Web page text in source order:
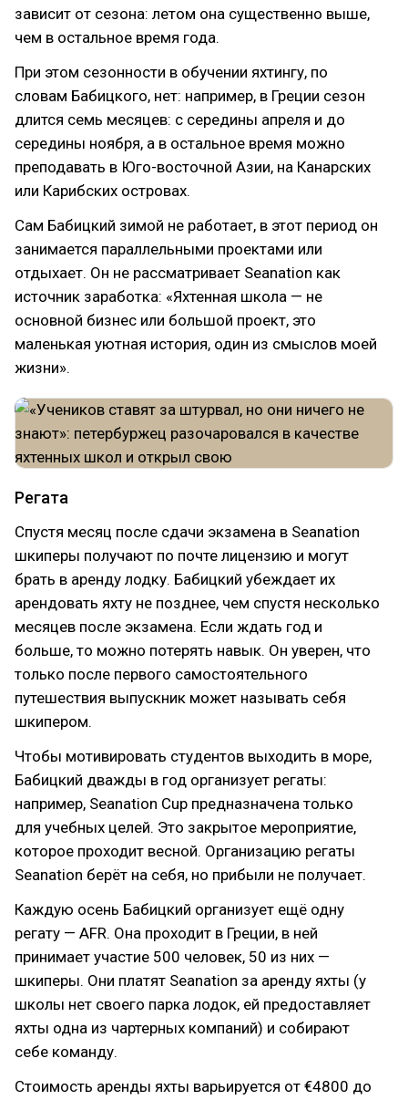
зависит от сезона: летом она существенно выше,
чем в остальное время года.
При этом сезонности в обучении яхтингу, по
словам Бабицкого, нет: например, в Греции сезон
длится семь месяцев: с середины апреля и до
середины ноября, а в остальное время можно
преподавать в Юго-восточной Азии, на Канарских
или Карибских островах.
Сам Бабицкий зимой не работает, в этот период он
занимается параллельными проектами или
отдыхает. Он не рассматривает Seanation как
источник заработка: «Яхтенная школа — не
основной бизнес или большой проект, это
маленькая уютная история, один из смыслов моей
жизни».
Регата
Спустя месяц после сдачи экзамена в Seanation
шкиперы получают по почте лицензию и могут
брать в аренду лодку. Бабицкий убеждает их
арендовать яхту не позднее, чем спустя несколько
месяцев после экзамена. Если ждать год и
больше, то можно потерять навык. Он уверен, что
только после первого самостоятельного
путешествия выпускник может называть себя
шкипером.
Чтобы мотивировать студентов выходить в море,
Бабицкий дважды в год организует регаты:
например, Seanation Cup предназначена только
для учебных целей. Это закрытое мероприятие,
которое проходит весной. Организацию регаты
Seanation берёт на себя, но прибыли не получает.
Каждую осень Бабицкий организует ещё одну
регату — AFR. Она проходит в Греции, в ней
принимает участие 500 человек, 50 из них —
шкиперы. Они платят Seanation за аренду яхты (у
школы нет своего парка лодок, ей предоставляет
яхты одна из чартерных компаний) и собирают
себе команду.
Стоимость аренды яхты варьируется от €4800 до